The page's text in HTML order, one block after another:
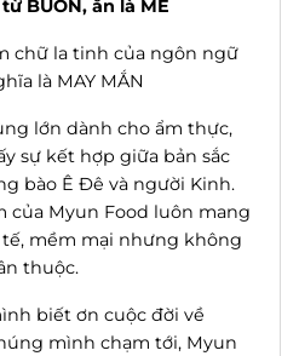
BUÔN, ăn là MÊ
chữ la tinh của ngôn ngữ
là MAY MẮN
lớn dành cho ẩm thực,
sự kết hợp giữa bản sắc
bào Ê Đê và người Kinh.
của Myun Food luôn mang
mềm mại nhưng không
thuộc.
biết ơn cuộc đời về
mình chạm tới, Myun